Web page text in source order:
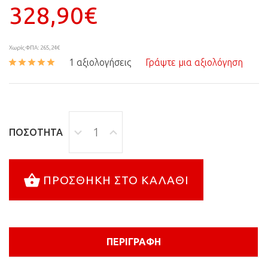
328,90€
Χωρίς ΦΠΑ: 265,24€
1 αξιολογήσεις Γράψτε μια αξιολόγηση
ΠΟΣΌΤΗΤΑ
ΠΡΟΣΘΉΚΗ ΣΤΟ ΚΑΛΆΘΙ
ΠΕΡΙΓΡΑΦΉ